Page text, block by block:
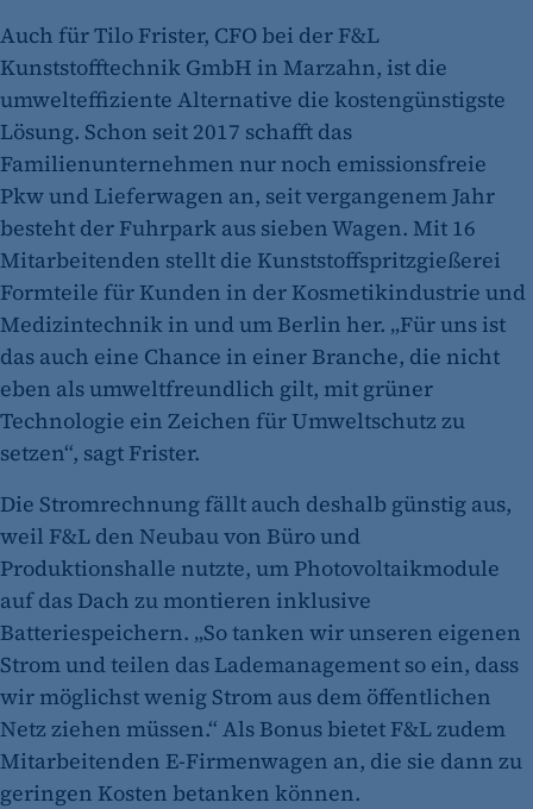
Auch für Tilo Frister, CFO bei der F&L
Kunststofftechnik GmbH in Marzahn, ist die
umwelteffiziente Alternative die kostengünstigste
Lösung. Schon seit 2017 schafft das
Familienunternehmen nur noch emissionsfreie
Pkw und Lieferwagen an, seit vergangenem Jahr
besteht der Fuhrpark aus sieben Wagen. Mit 16
Mitarbeitenden stellt die Kunststoffspritzgießerei
Formteile für Kunden in der Kosmetikindustrie und
Medizintechnik in und um Berlin her. „Für uns ist
das auch eine Chance in einer Branche, die nicht
eben als umweltfreundlich gilt, mit grüner
Technologie ein Zeichen für Umweltschutz zu
setzen“, sagt Frister.
Die Stromrechnung fällt auch deshalb günstig aus,
weil F&L den Neubau von Büro und
Produktionshalle nutzte, um Photovoltaikmodule
auf das Dach zu montieren inklusive
Batteriespeichern. „So tanken wir unseren eigenen
Strom und teilen das Lademanagement so ein, dass
wir möglichst wenig Strom aus dem öffentlichen
Netz ziehen müssen.“ Als Bonus bietet F&L zudem
Mitarbeitenden E-Firmenwagen an, die sie dann zu
geringen Kosten betanken können.